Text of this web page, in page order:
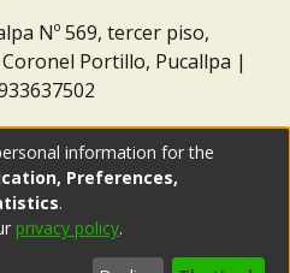
Nº 569, tercer piso,
Portillo, Pucallpa |
information for the
Preferences,
.
privacy policy.